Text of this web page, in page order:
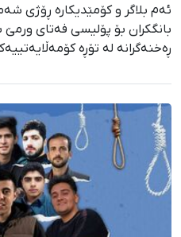
بانگکران بۆ پۆلیسی فەتای
ڕەخنەگرانە لە تۆڕە